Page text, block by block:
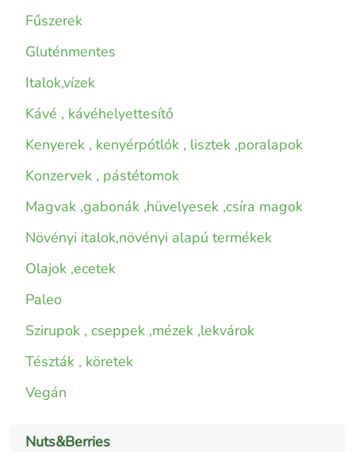
Fűszerek
Gluténmentes
Italok,vízek
Kávé , kávéhelyettesítő
Kenyerek , kenyérpótlók , lisztek ,poralapok
Konzervek , pástétomok
Magvak ,gabonák ,hüvelyesek ,csíra magok
Növényi italok,növényi alapú termékek
Olajok ,ecetek
Paleo
Szirupok , cseppek ,mézek ,lekvárok
Tészták , köretek
Vegán
Nuts&Berries